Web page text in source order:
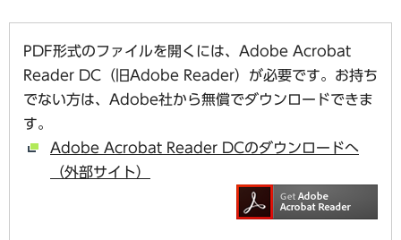
PDF形式のファイルを開くには、Adobe Acrobat
Reader DC（旧Adobe Reader）が必要です。お持ち
でない方は、Adobe社から無償でダウンロードできま
す。
Adobe Acrobat Reader DCのダウンロードへ
（外部サイト）